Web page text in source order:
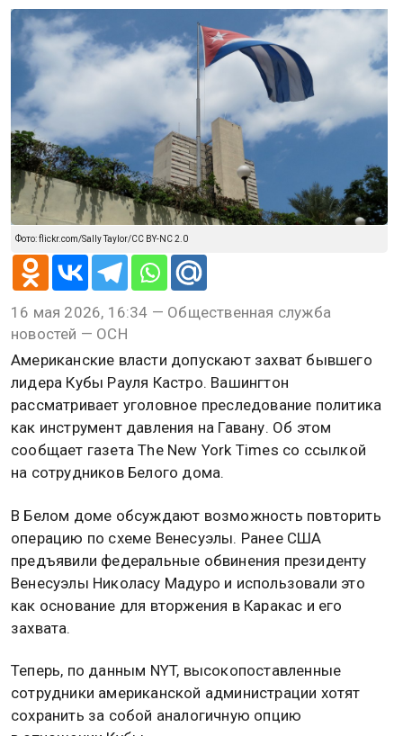
Фото: flickr.com/Sally Taylor/CC BY-NC 2.0
16 мая 2026, 16:34 — Общественная служба
новостей — ОСН
Американские власти допускают захват бывшего
лидера Кубы Рауля Кастро. Вашингтон
рассматривает уголовное преследование политика
как инструмент давления на Гавану. Об этом
сообщает газета The New York Times со ссылкой
на сотрудников Белого дома.
В Белом доме обсуждают возможность повторить
операцию по схеме Венесуэлы. Ранее США
предъявили федеральные обвинения президенту
Венесуэлы Николасу Мадуро и использовали это
как основание для вторжения в Каракас и его
захвата.
Теперь, по данным NYT, высокопоставленные
сотрудники американской администрации хотят
сохранить за собой аналогичную опцию